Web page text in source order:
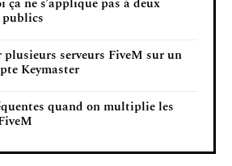
publics
serveurs FiveM sur un
Keymaster
quand on multiplie les